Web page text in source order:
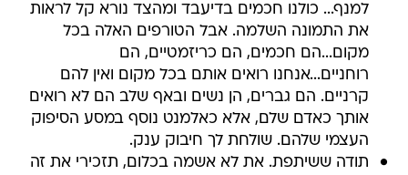
למנף... כולנו חכמים בדיעבד ומהצד נורא קל לראות
את התמונה השלמה. אבל הטורפים האלה בכל
מקום...הם חכמים, הם כריזמטיים, הם
רוחניים...אנחנו רואים אותם בכל מקום ואין להם
קרניים. הם גברים, הן נשים ובאף שלב הם לא רואים
אותך כאדם שלם, אלא כאלמנט נוסף במסע הסיפוק
העצמי שלהם. שולחת לך חיבוק ענק.
תודה ששיתפת. את לא אשמה בכלום, תזכירי את זה